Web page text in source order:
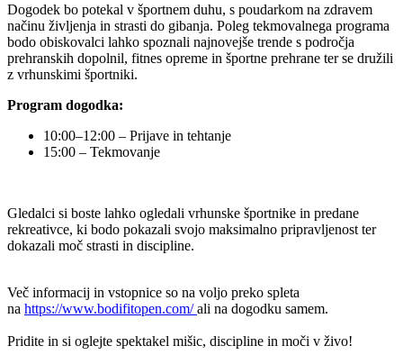
Dogodek bo potekal v športnem duhu, s poudarkom na zdravem
načinu življenja in strasti do gibanja. Poleg tekmovalnega programa
bodo obiskovalci lahko spoznali najnovejše trende s področja
prehranskih dopolnil, fitnes opreme in športne prehrane ter se družili
z vrhunskimi športniki.
Program dogodka:
10:00–12:00 – Prijave in tehtanje
15:00 – Tekmovanje
Gledalci si boste lahko ogledali vrhunske športnike in predane
rekreativce, ki bodo pokazali svojo maksimalno pripravljenost ter
dokazali moč strasti in discipline.
Več informacij in vstopnice so na voljo preko spleta
na https://www.bodifitopen.com/ali na dogodku samem.
Pridite in si oglejte spektakel mišic, discipline in moči v živo!